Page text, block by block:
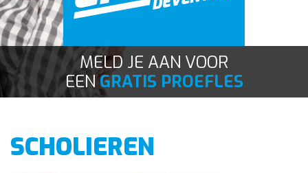
Clinics & Feesten
Contact
MELD JE AAN VOOR
EENGRATIS PROEFLES
SCHOLIEREN